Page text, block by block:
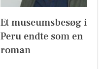
Et museumsbesøg i
Peru endte som en
roman